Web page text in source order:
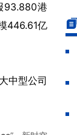
93.880港
446.61亿
中型公司